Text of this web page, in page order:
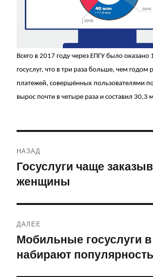
Всего в 2017 году через ЕПГУ было
госуслуг, что в три раза больше, чем годом
платежей, совершённых пользователями
вырос почти в четыре раза и составил 30,3
по
записям
НАЗАД
Предыдущая
запись:
Госуслуги чаще
женщины
ДАЛЕЕ
Следующая
запись:
Мобильные госуслуги
набирают популярность